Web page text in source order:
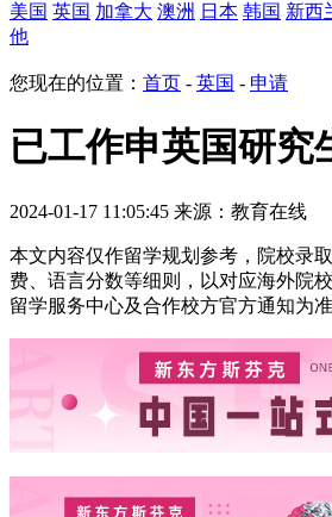
美国 英国 加拿大 澳洲 日本 韩国 新西
他
您现在的位置： 首页 - 英国 - 申请
已工作申英国研究
2024-01-17 11:05:45 来源：教育在线
本文内容仅作留学规划参考，院校录
费、语言分数等细则，以对应海外院
留学服务中心及合作校方官方通知为准